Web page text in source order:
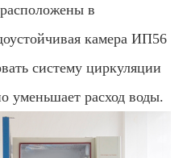
в
камера ИП56
систему циркуляции
уменьшает расход воды.